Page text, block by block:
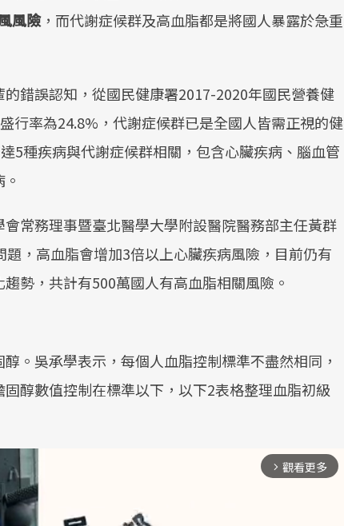
風險，而代謝症候群及高血脂都是將國人暴露於急重
錯誤認知，從國民健康署2017-2020年國民營養健
行率為24.8%，代謝症候群已是全國人皆需正視的健
5種疾病與代謝症候群相關，包含心臟疾病、腦血管
常務理事暨臺北醫學大學附設醫院醫務部主任黃群
，高血脂會增加3倍以上心臟疾病風險，目前仍有
勢，共計有500萬國人有高血脂相關風險。
。吳承學表示，每個人血脂控制標準不盡然相同，
醇數值控制在標準以下，以下2表格整理血脂初級
arrow_forward_ios 觀看更多